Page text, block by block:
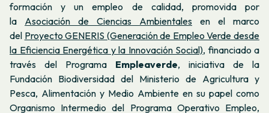
formación y un empleo de calidad, promovida por
la Asociación de Ciencias Ambientales en el marco
del Proyecto GENERIS (Generación de Empleo Verde desde
la Eficiencia Energética y la Innovación Social), financiado a
través del Programa Empleaverde, iniciativa de la
Fundación Biodiversidad del Ministerio de Agricultura y
Pesca, Alimentación y Medio Ambiente en su papel como
Organismo Intermedio del Programa Operativo Empleo,